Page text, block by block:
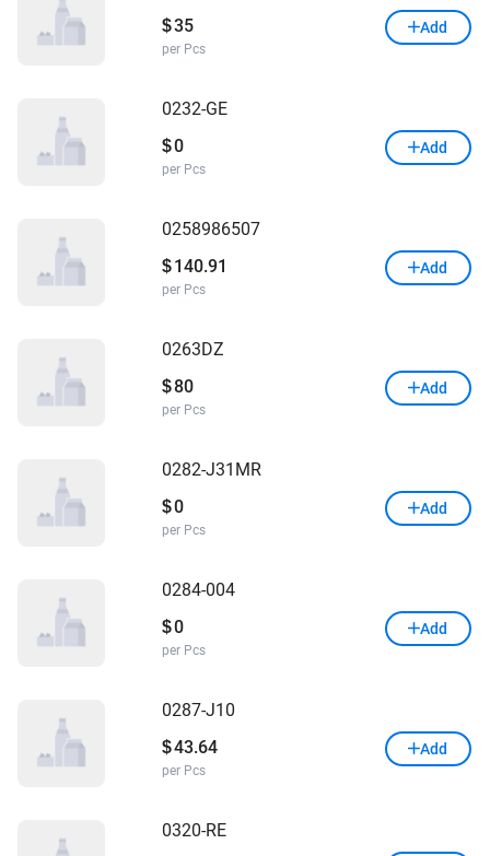
$35
per Pcs
Add
0232-GE
$0
per Pcs
Add
0258986507
$ 140.91
per Pcs
Add
0263DZ
$80
per Pcs
Add
0282-J31MR
$0
per Pcs
Add
0284-004
$0
per Pcs
Add
0287-J10
$43.64
per Pcs
Add
0320-RE